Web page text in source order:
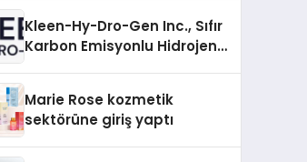
Kleen-Hy-Dro-Gen Inc., Sıfır
Karbon Emisyonlu Hidrojen
Aldı
Marie Rose kozmetik
sektörüne giriş yaptı